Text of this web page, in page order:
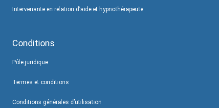
Intervenante en relation d’aide et hypnothérapeute
Conditions
Pôle juridique
Termes et conditions
Conditions générales d’utilisation